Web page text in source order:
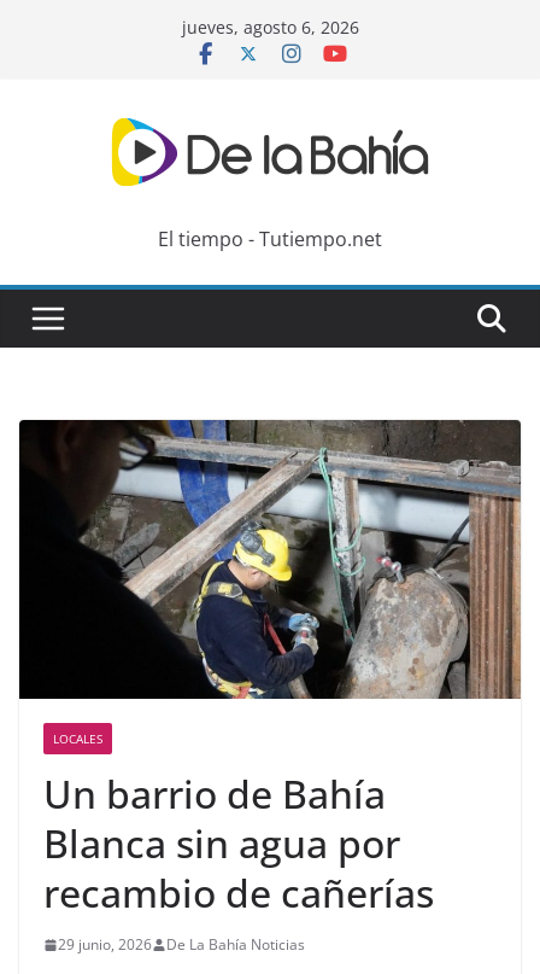
jueves, agosto 6, 2026
El tiempo - Tutiempo.net
LOCALES
Un barrio de Bahía
Blanca sin agua por
recambio de cañerías
29 junio, 2026 De La Bahía Noticias